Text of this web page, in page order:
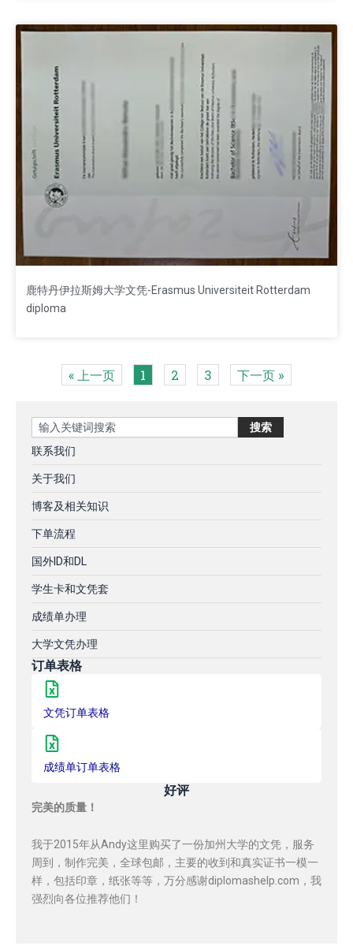
鹿特丹伊拉斯姆大学文凭-Erasmus Universiteit Rotterdam
diploma
« 上一页 1 2 3 下一页 »
Search 搜索
联系我们
关于我们
博客及相关知识
下单流程
国外ID和DL
学生卡和文凭套
成绩单办理
大学文凭办理
订单表格
文凭订单表格
成绩单订单表格
好评
完美的质量！
我于2015年从Andy这里购买了一份加州大学的文凭，服务
周到，制作完美，全球包邮，主要的收到和真实证书一模一
样，包括印章，纸张等等，万分感谢diplomashelp.com，我
强烈向各位推荐他们！